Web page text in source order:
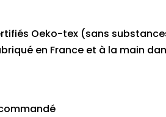
Oeko-tex (sans
en France et à la main